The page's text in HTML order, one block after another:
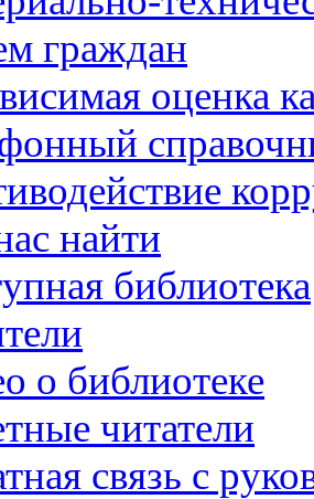
граждан
оценка
найти
библиотека
о библиотеке
читатели
связь с